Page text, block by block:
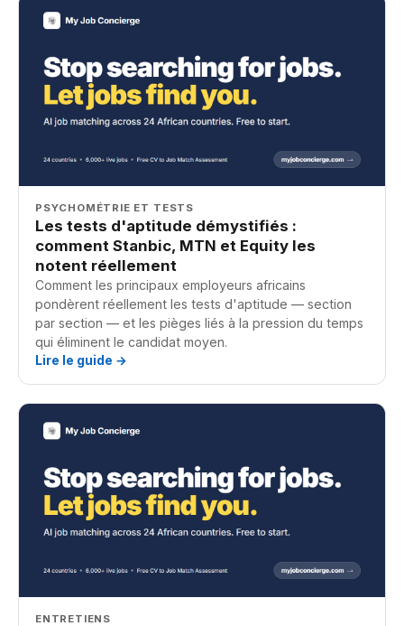
PSYCHOMÉTRIE ET TESTS
Les tests d'aptitude démystifiés :
comment Stanbic, MTN et Equity les
notent réellement
Comment les principaux employeurs africains
pondèrent réellement les tests d'aptitude — section
par section — et les pièges liés à la pression du temps
qui éliminent le candidat moyen.
Lire le guide →
ENTRETIENS